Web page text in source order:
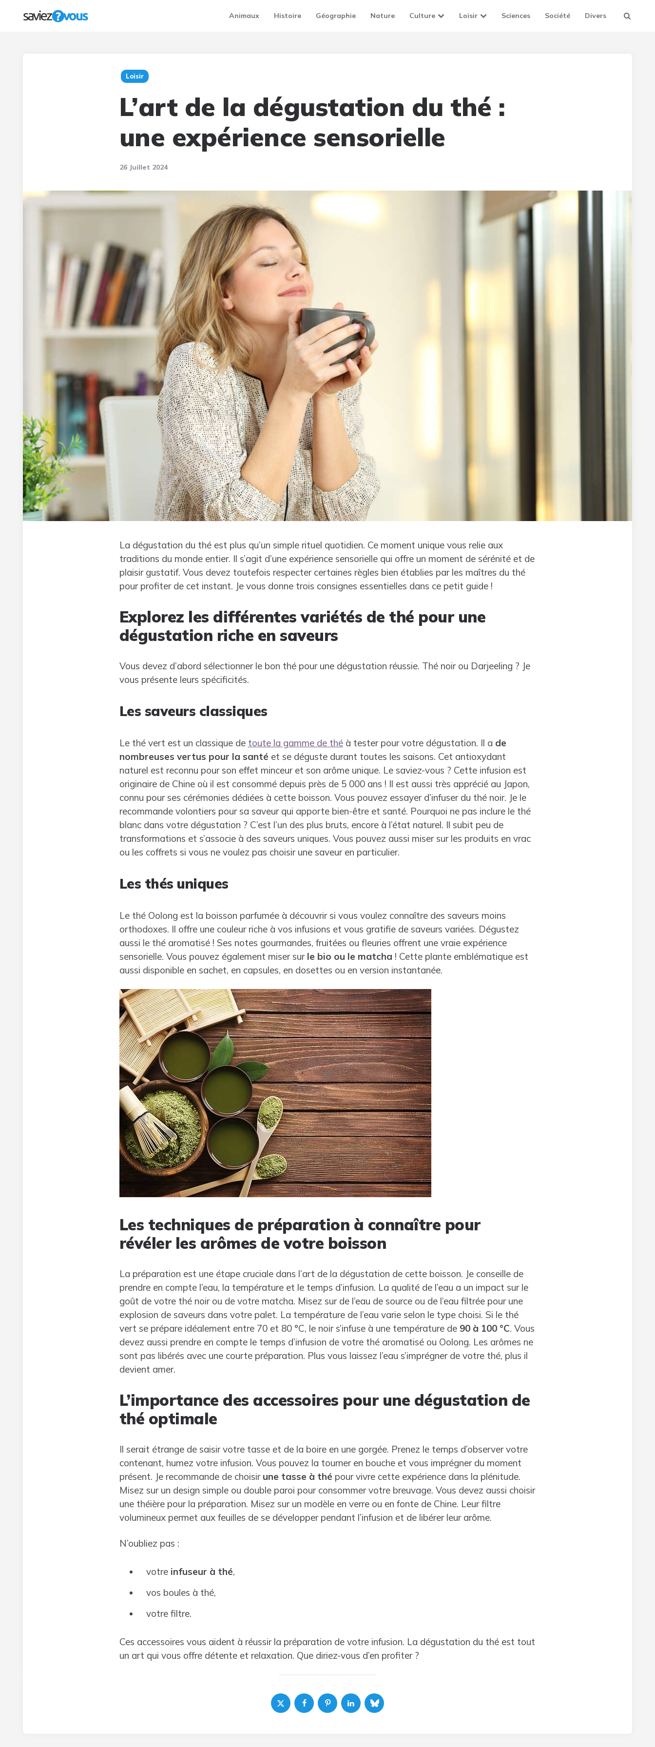
Animaux Histoire Géographie Nature Culture Loisir Sciences Société Divers
Loisir
L’art de la dégustation du thé :
une expérience sensorielle
26 Juillet 2024
La dégustation du thé est plus qu’un simple rituel quotidien. Ce moment unique vous relie aux
traditions du monde entier. Il s’agit d’une expérience sensorielle qui offre un moment de sérénité et de
plaisir gustatif. Vous devez toutefois respecter certaines règles bien établies par les maîtres du thé
pour profiter de cet instant. Je vous donne trois consignes essentielles dans ce petit guide !
Explorez les différentes variétés de thé pour une
dégustation riche en saveurs
Vous devez d’abord sélectionner le bon thé pour une dégustation réussie. Thé noir ou Darjeeling ? Je
vous présente leurs spécificités.
Les saveurs classiques
Le thé vert est un classique de toute la gamme de théà tester pour votre dégustation. Il a de
nombreuses vertus pour la santé et se déguste durant toutes les saisons. Cet antioxydant
naturel est reconnu pour son effet minceur et son arôme unique. Le saviez-vous ? Cette infusion est
originaire de Chine où il est consommé depuis près de 5 000 ans ! Il est aussi très apprécié au Japon,
connu pour ses cérémonies dédiées à cette boisson. Vous pouvez essayer d’infuser du thé noir. Je le
recommande volontiers pour sa saveur qui apporte bien-être et santé. Pourquoi ne pas inclure le thé
blanc dans votre dégustation ? C’est l’un des plus bruts, encore à l’état naturel. Il subit peu de
transformations et s’associe à des saveurs uniques. Vous pouvez aussi miser sur les produits en vrac
ou les coffrets si vous ne voulez pas choisir une saveur en particulier.
Les thés uniques
Le thé Oolong est la boisson parfumée à découvrir si vous voulez connaître des saveurs moins
orthodoxes. Il offre une couleur riche à vos infusions et vous gratifie de saveurs variées. Dégustez
aussi le thé aromatisé ! Ses notes gourmandes, fruitées ou fleuries offrent une vraie expérience
sensorielle. Vous pouvez également miser surle bio ou le matcha ! Cette plante emblématique est
aussi disponible en sachet, en capsules, en dosettes ou en version instantanée.
Les techniques de préparation à connaître pour
révéler les arômes de votre boisson
La préparation est une étape cruciale dans l’art de la dégustation de cette boisson. Je conseille de
prendre en compte l’eau, la température et le temps d’infusion. La qualité de l’eau a un impact sur le
goût de votre thé noir ou de votre matcha. Misez sur de l’eau de source ou de l’eau filtrée pour une
explosion de saveurs dans votre palet. La température de l’eau varie selon le type choisi. Si le thé
vert se prépare idéalement entre 70 et 80 °C, le noir s’infuse à une température de 90 à 100 °C. Vous
devez aussi prendre en compte le temps d’infusion de votre thé aromatisé ou Oolong. Les arômes ne
sont pas libérés avec une courte préparation. Plus vous laissez l’eau s’imprégner de votre thé, plus il
devient amer.
L’importance des accessoires pour une dégustation de
thé optimale
Il serait étrange de saisir votre tasse et de la boire en une gorgée. Prenez le temps d’observer votre
contenant, humez votre infusion. Vous pouvez la tourner en bouche et vous imprégner du moment
présent. Je recommande de choisir une tasse à thé pour vivre cette expérience dans la plénitude.
Misez sur un design simple ou double paroi pour consommer votre breuvage. Vous devez aussi choisir
une théière pour la préparation. Misez sur un modèle en verre ou en fonte de Chine. Leur filtre
volumineux permet aux feuilles de se développer pendant l’infusion et de libérer leur arôme.
N’oubliez pas :
votre infuseur à thé,
vos boules à thé,
votre filtre.
Ces accessoires vous aident à réussir la préparation de votre infusion. La dégustation du thé est tout
un art qui vous offre détente et relaxation. Que diriez-vous d’en profiter ?